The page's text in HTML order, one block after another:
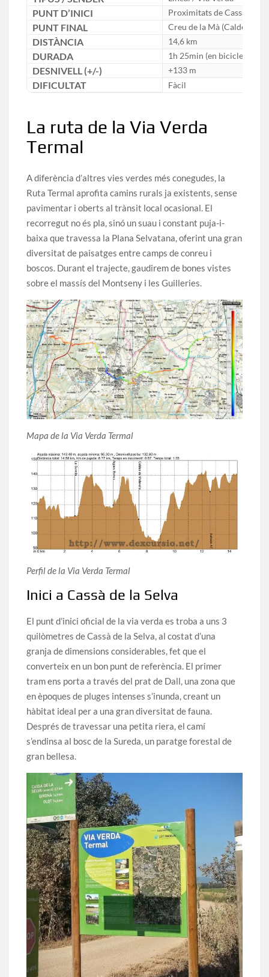
PUNT D’INICI Proximitats de Cassà de la
PUNT FINAL Creu de la Mà (Caldes de
DISTÀNCIA 14,6 km
DURADA 1h 25min (en bicicleta)
DESNIVELL (+/-) +133 m
DIFICULTAT Fàcil
La ruta de la Via Verda
Termal
A diferència d’altres vies verdes més conegudes, la
Ruta Termal aprofita camins rurals ja existents, sense
pavimentar i oberts al trànsit local ocasional. El
recorregut no és pla, sinó un suau i constant puja-i-
baixa que travessa la Plana Selvatana, oferint una gran
diversitat de paisatges entre camps de conreu i
boscos. Durant el trajecte, gaudirem de bones vistes
sobre el massís del Montseny i les Guilleries.
Mapa de la Via Verda Termal
Perfil de la Via Verda Termal
Inici a Cassà de la Selva
El punt d’inici oficial de la via verda es troba a uns 3
quilòmetres de Cassà de la Selva, al costat d’una
granja de dimensions considerables, fet que el
converteix en un bon punt de referència. El primer
tram ens porta a través del prat de Dall, una zona que
en èpoques de pluges intenses s’inunda, creant un
hàbitat ideal per a una gran diversitat de fauna.
Després de travessar una petita riera, el camí
s’endinsa al bosc de la Sureda, un paratge forestal de
gran bellesa.